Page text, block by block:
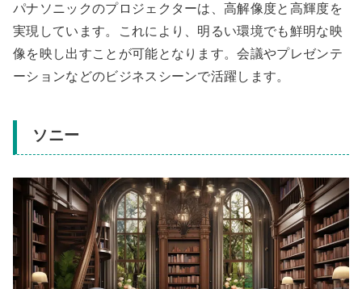
パナソニックのプロジェクターは、高解像度と高輝度を
実現しています。これにより、明るい環境でも鮮明な映
像を映し出すことが可能となります。会議やプレゼンテ
ーションなどのビジネスシーンで活躍します。
ソニー